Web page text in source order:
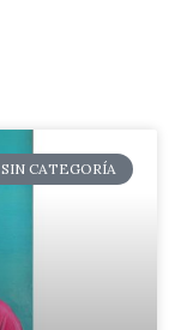
SIN CATEGORÍA